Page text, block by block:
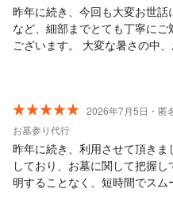
昨年に続き、今回も大変お世
など、細部までとても丁寧に
ございます。 大変な暑さの中
でいただき、頭の下がる思い
ございません。 本当にありが
お願いできれば幸いです。
2026年7月5日・匿
お墓参り代行
昨年に続き、利用させて頂き
しており、お墓に関して把握
明することなく、短時間でス
うですが、今回も私にはとて